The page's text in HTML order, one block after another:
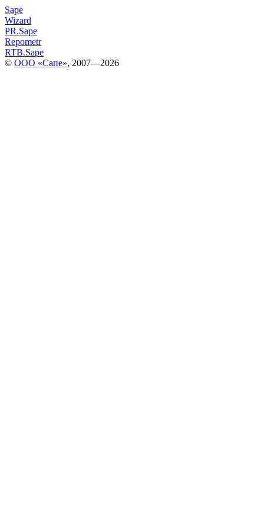
Sape
Wizard
PR.Sape
Repometr
RTB.Sape
© ООО «Сапе», 2007—2026